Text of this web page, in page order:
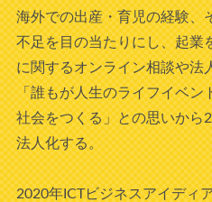
海外での出産・育児の経験、
不足を目の当たりにし、起業
に関するオンライン相談や法
「誰もが人生のライフイベン
社会をつくる」との思いから
法人化する。
2020年ICTビジネスアイディ